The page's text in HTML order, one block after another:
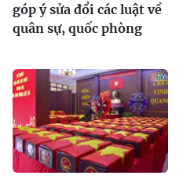
góp ý sửa đổi các luật về
quân sự, quốc phòng